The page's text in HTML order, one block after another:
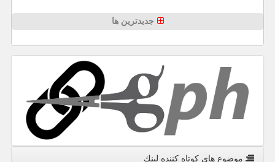
جدیدترین ها
موضوع های كوتاه كننده لینك